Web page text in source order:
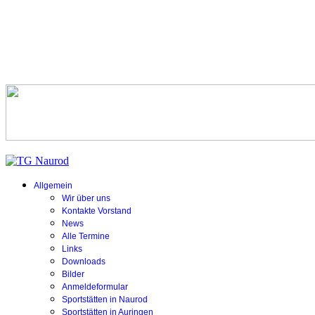
Allgemein
Wir über uns
Kontakte Vorstand
News
Alle Termine
Links
Downloads
Bilder
Anmeldeformular
Sportstätten in Naurod
Sportstätten in Auringen